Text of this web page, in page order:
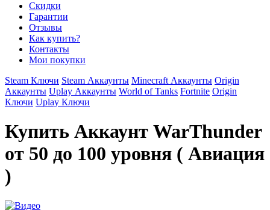
Скидки
Гарантии
Отзывы
Как купить?
Контакты
Мои покупки
Steam Ключи Steam Аккаунты Minecraft Аккаунты Origin
Аккаунты Uplay Аккаунты World of Tanks Fortnite Origin
Ключи Uplay Ключи
Купить Аккаунт WarThunder
от 50 до 100 уровня ( Авиация
)